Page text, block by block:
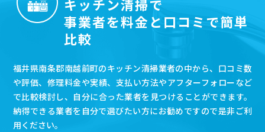
キッチン清掃で
事業者を料金と口コミで簡単
比較
福井県南条郡南越前町のキッチン清掃業者の中から、口コミ数
や評価、修理料金や実績、支払い方法やアフターフォローなど
で比較検討し、自分に合った業者を見つけることができます。
納得できる業者を自分で選びたい方にお勧めですので是非ご利
用ください。